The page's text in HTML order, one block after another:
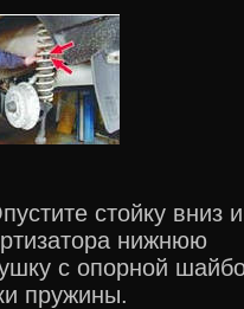
стойку вниз
нижнюю
с опорной
пружины.